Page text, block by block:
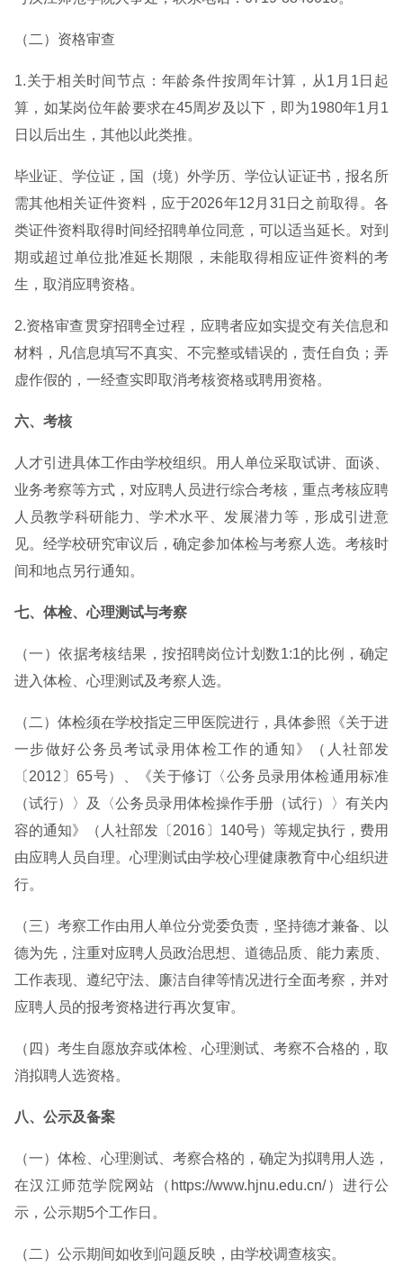
（二）资格审查
1.关于相关时间节点：年龄条件按周年计算，从1月1日起
算，如某岗位年龄要求在45周岁及以下，即为1980年1月1
日以后出生，其他以此类推。
毕业证、学位证，国（境）外学历、学位认证证书，报名所
需其他相关证件资料，应于2026年12月31日之前取得。各
类证件资料取得时间经招聘单位同意，可以适当延长。对到
期或超过单位批准延长期限，未能取得相应证件资料的考
生，取消应聘资格。
2.资格审查贯穿招聘全过程，应聘者应如实提交有关信息和
材料，凡信息填写不真实、不完整或错误的，责任自负；弄
虚作假的，一经查实即取消考核资格或聘用资格。
六、考核
人才引进具体工作由学校组织。用人单位采取试讲、面谈、
业务考察等方式，对应聘人员进行综合考核，重点考核应聘
人员教学科研能力、学术水平、发展潜力等，形成引进意
见。经学校研究审议后，确定参加体检与考察人选。考核时
间和地点另行通知。
七、体检、心理测试与考察
（一）依据考核结果，按招聘岗位计划数1:1的比例，确定
进入体检、心理测试及考察人选。
（二）体检须在学校指定三甲医院进行，具体参照《关于进
一步做好公务员考试录用体检工作的通知》（人社部发
〔2012〕65号）、《关于修订〈公务员录用体检通用标准
（试行）〉及〈公务员录用体检操作手册（试行）〉有关内
容的通知》（人社部发〔2016〕140号）等规定执行，费用
由应聘人员自理。心理测试由学校心理健康教育中心组织进
行。
（三）考察工作由用人单位分党委负责，坚持德才兼备、以
德为先，注重对应聘人员政治思想、道德品质、能力素质、
工作表现、遵纪守法、廉洁自律等情况进行全面考察，并对
应聘人员的报考资格进行再次复审。
（四）考生自愿放弃或体检、心理测试、考察不合格的，取
消拟聘人选资格。
八、公示及备案
（一）体检、心理测试、考察合格的，确定为拟聘用人选，
在汉江师范学院网站（https://www.hjnu.edu.cn/）进行公
示，公示期5个工作日。
（二）公示期间如收到问题反映，由学校调查核实。